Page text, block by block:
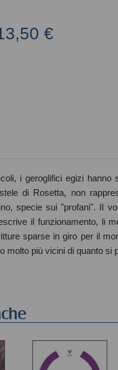
€
i geroglifici egizi hanno
di Rosetta, non
specie sui "profani". Il
il funzionamento, li
sparse in giro per il
molto più vicini di quanto si